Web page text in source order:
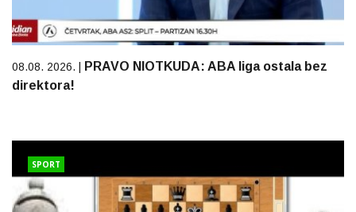
08.08. 2026. |
PRAVO NIOTKUDA: ABA liga ostala bez
direktora!
SPORT